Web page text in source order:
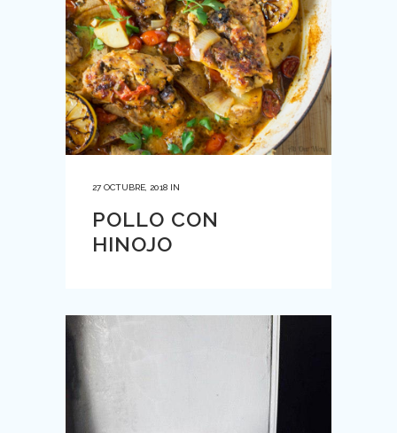
27 OCTUBRE, 2018 IN
POLLO CON
HINOJO